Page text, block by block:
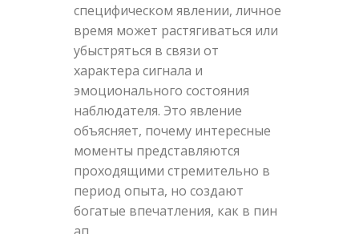
специфическом явлении, личное
время может растягиваться или
убыстряться в связи от
характера сигнала и
эмоционального состояния
наблюдателя. Это явление
объясняет, почему интересные
моменты представляются
проходящими стремительно в
период опыта, но создают
богатые впечатления, как в пин